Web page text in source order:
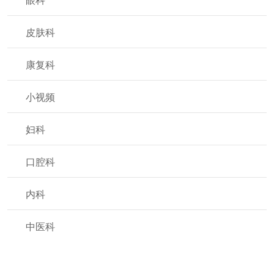
皮肤科
康复科
小视频
妇科
口腔科
内科
中医科